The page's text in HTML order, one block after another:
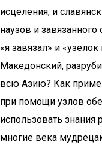
исцеления, и
наузов и
«я завязал» и
Македонский,
всю Азию? Как
при помощи узлов
использовать знания
многие века